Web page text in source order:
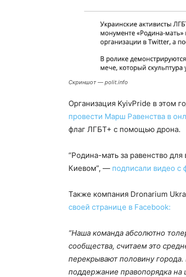
Скриншот — polit.info
Организация KyivPride в этом
провести Марш Равенства в
флаг ЛГБТ+ с помощью дрона.
“Родина-мать за равенство
Киевом”, — подписали видео с
Также компания Dronarium
своей странице в Facebook:
“Наша команда абсолютно
сообщества, считаем это
перекрывают половину
поддержание правопорядка на